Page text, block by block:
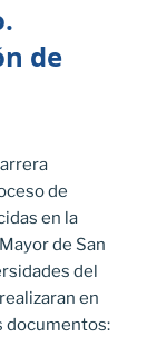
de
de
en la
de San
del
en
documentos: